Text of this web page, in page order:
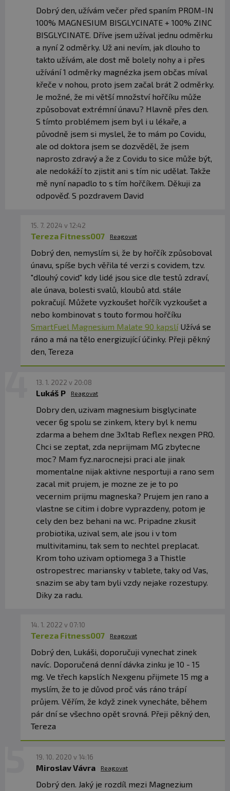
Dobrý den, užívám večer před spaním PROM-IN
100% MAGNESIUM BISGLYCINATE + 100% ZINC
BISGLYCINATE. Dříve jsem užíval jednu odměrku
a nyní 2 odměrky. Už ani nevím, jak dlouho to
takto užívám, ale dost mě bolely nohy a i přes
užívání 1 odměrky magnézka jsem občas míval
křeče v nohou, proto jsem začal brát 2 odměrky.
Je možné, že mi větší množství hořčíku může
způsobovat extrémní únavu? Hlavně přes den.
S tímto problémem jsem byl i u lékaře, a
původně jsem si myslel, že to mám po Covidu,
ale od doktora jsem se dozvěděl, že jsem
naprosto zdravý a že z Covidu to sice může být,
ale nedokáží to zjistit ani s tím nic udělat. Takže
mě nyní napadlo to s tím hořčíkem. Děkuji za
odpověď. S pozdravem David
15. 7. 2024 v 12:42
Tereza Fitness007 Reagovat
Dobrý den, nemyslím si, že by hořčík způsoboval
únavu, spíše bych věřila té verzi s covidem, tzv.
"dlouhý covid" kdy lidé jsou sice dle testů zdraví,
ale únava, bolesti svalů, kloubů atd. stále
pokračují. Můžete vyzkoušet hořčík vyzkoušet a
nebo kombinovat s touto formou hořčíku
SmartFuel Magnesium Malate 90 kapslíUžívá se
ráno a má na tělo energizující účinky. Přeji pěkný
den, Tereza
13. 1. 2022 v 20:08
Lukáš P Reagovat
Dobry den, uzivam magnesium bisglycinate
vecer 6g spolu se zinkem, ktery byl k nemu
zdarma a behem dne 3x1tab Reflex nexgen PRO.
Chci se zeptat, zda neprijmam MG zbytecne
moc? Mam fyz.narocnejsi praci ale jinak
momentalne nijak aktivne nesportuji a rano sem
zacal mit prujem, je mozne ze je to po
vecernim prijmu magneska? Prujem jen rano a
vlastne se citim i dobre vyprazdeny, potom je
cely den bez behani na wc. Pripadne zkusit
probiotika, uzival sem, ale jsou i v tom
multivitaminu, tak sem to nechtel preplacat.
Krom toho uzivam optiomega 3 a Thistle
ostropestrec mariansky v tablete, taky od Vas,
snazim se aby tam byli vzdy nejake rozestupy.
Diky za radu.
14. 1. 2022 v 07:10
Tereza Fitness007 Reagovat
Dobrý den, Lukáši, doporučuji vynechat zinek
navíc. Doporučená denní dávka zinku je 10 - 15
mg. Ve třech kapslích Nexgenu přijmete 15 mg a
myslím, že to je důvod proč vás ráno trápí
průjem. Věřím, že když zinek vynecháte, během
pár dní se všechno opět srovná. Přeji pěkný den,
Tereza
19. 10. 2020 v 14:16
Miroslav Vávra Reagovat
Dobrý den. Jaký je rozdíl mezi Magnezium